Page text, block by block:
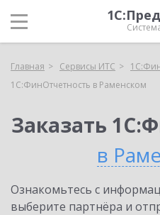
Главная Сервисы ИТС
1С:ФинОтчетность в Раменском
Заказать
в
Ознакомьтесь с
выберите партнёра и